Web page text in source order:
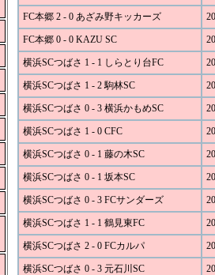
FC本郷 2 - 0 あざみ野キッカーズ
FC本郷 0 - 0 KAZU SC
横浜SCつばさ 1 - 1 しらとり台FC
横浜SCつばさ 1 - 2 駒林SC
横浜SCつばさ 0 - 3 横浜かもめSC
横浜SCつばさ 1 - 0 CFC
横浜SCつばさ 0 - 1 藤の木SC
横浜SCつばさ 0 - 1 坂本SC
横浜SCつばさ 0 - 3 FCサンダーズ
横浜SCつばさ 1 - 1 鶴見東FC
横浜SCつばさ 2 - 0 FCカルパ
横浜SCつばさ 0 - 3 元石川SC